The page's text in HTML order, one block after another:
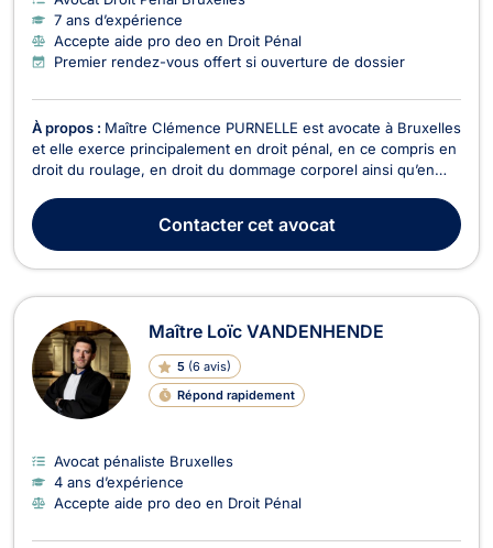
7 ans d’expérience
Accepte aide pro deo en Droit Pénal
Premier rendez-vous offert si ouverture de dossier
À propos : Maître Clémence PURNELLE est avocate à Bruxelles
et elle exerce principalement en droit pénal, en ce compris en
droit du roulage, en droit du dommage corporel ainsi qu’en
représente devant le Tribunal correctionnel, la Cour d'Appel
ou encore devant la Cour d'Assises...
Contactercet avocat
Maître Loïc VANDENHENDE
5 (6 avis)
Répond rapidement
Avocat pénaliste Bruxelles
4 ans d’expérience
Accepte aide pro deo en Droit Pénal